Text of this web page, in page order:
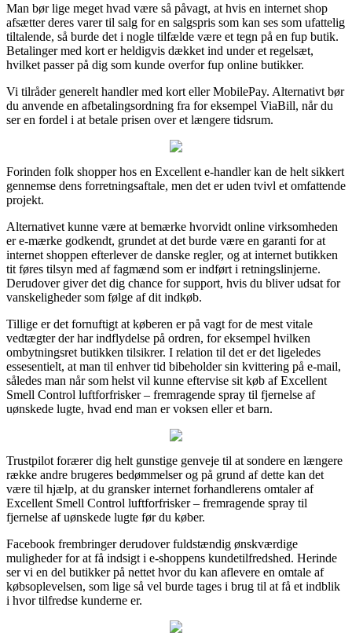
Man bør lige meget hvad være så påvagt, at hvis en internet shop
afsætter deres varer til salg for en salgspris som kan ses som ufattelig
tiltalende, så burde det i nogle tilfælde være et tegn på en fup butik.
Betalinger med kort er heldigvis dækket ind under et regelsæt,
hvilket passer på dig som kunde overfor fup online butikker.
Vi tilråder generelt handler med kort eller MobilePay. Alternativt bør
du anvende en afbetalingsordning fra for eksempel ViaBill, når du
ser en fordel i at betale prisen over et længere tidsrum.
Forinden folk shopper hos en Excellent e-handler kan de helt sikkert
gennemse dens forretningsaftale, men det er uden tvivl et omfattende
projekt.
Alternativet kunne være at bemærke hvorvidt online virksomheden
er e-mærke godkendt, grundet at det burde være en garanti for at
internet shoppen efterlever de danske regler, og at internet butikken
tit føres tilsyn med af fagmænd som er indført i retningslinjerne.
Derudover giver det dig chance for support, hvis du bliver udsat for
vanskeligheder som følge af dit indkøb.
Tillige er det fornuftigt at køberen er på vagt for de mest vitale
vedtægter der har indflydelse på ordren, for eksempel hvilken
ombytningsret butikken tilsikrer. I relation til det er det ligeledes
essesentielt, at man til enhver tid bibeholder sin kvittering på e-mail,
således man når som helst vil kunne eftervise sit køb af Excellent
Smell Control luftforfrisker – fremragende spray til fjernelse af
uønskede lugte, hvad end man er voksen eller et barn.
Trustpilot forærer dig helt gunstige genveje til at sondere en længere
række andre brugeres bedømmelser og på grund af dette kan det
være til hjælp, at du gransker internet forhandlerens omtaler af
Excellent Smell Control luftforfrisker – fremragende spray til
fjernelse af uønskede lugte før du køber.
Facebook frembringer derudover fuldstændig ønskværdige
muligheder for at få indsigt i e-shoppens kundetilfredshed. Herinde
ser vi en del butikker på nettet hvor du kan aflevere en omtale af
købsoplevelsen, som lige så vel burde tages i brug til at få et indblik
i hvor tilfredse kunderne er.